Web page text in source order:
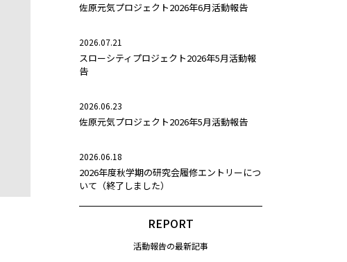
佐原元気プロジェクト2026年6月活動報告
2026.07.21
スローシティプロジェクト2026年5月活動報
告
2026.06.23
佐原元気プロジェクト2026年5月活動報告
2026.06.18
2026年度秋学期の研究会履修エントリーにつ
いて（終了しました）
REPORT
活動報告の最新記事